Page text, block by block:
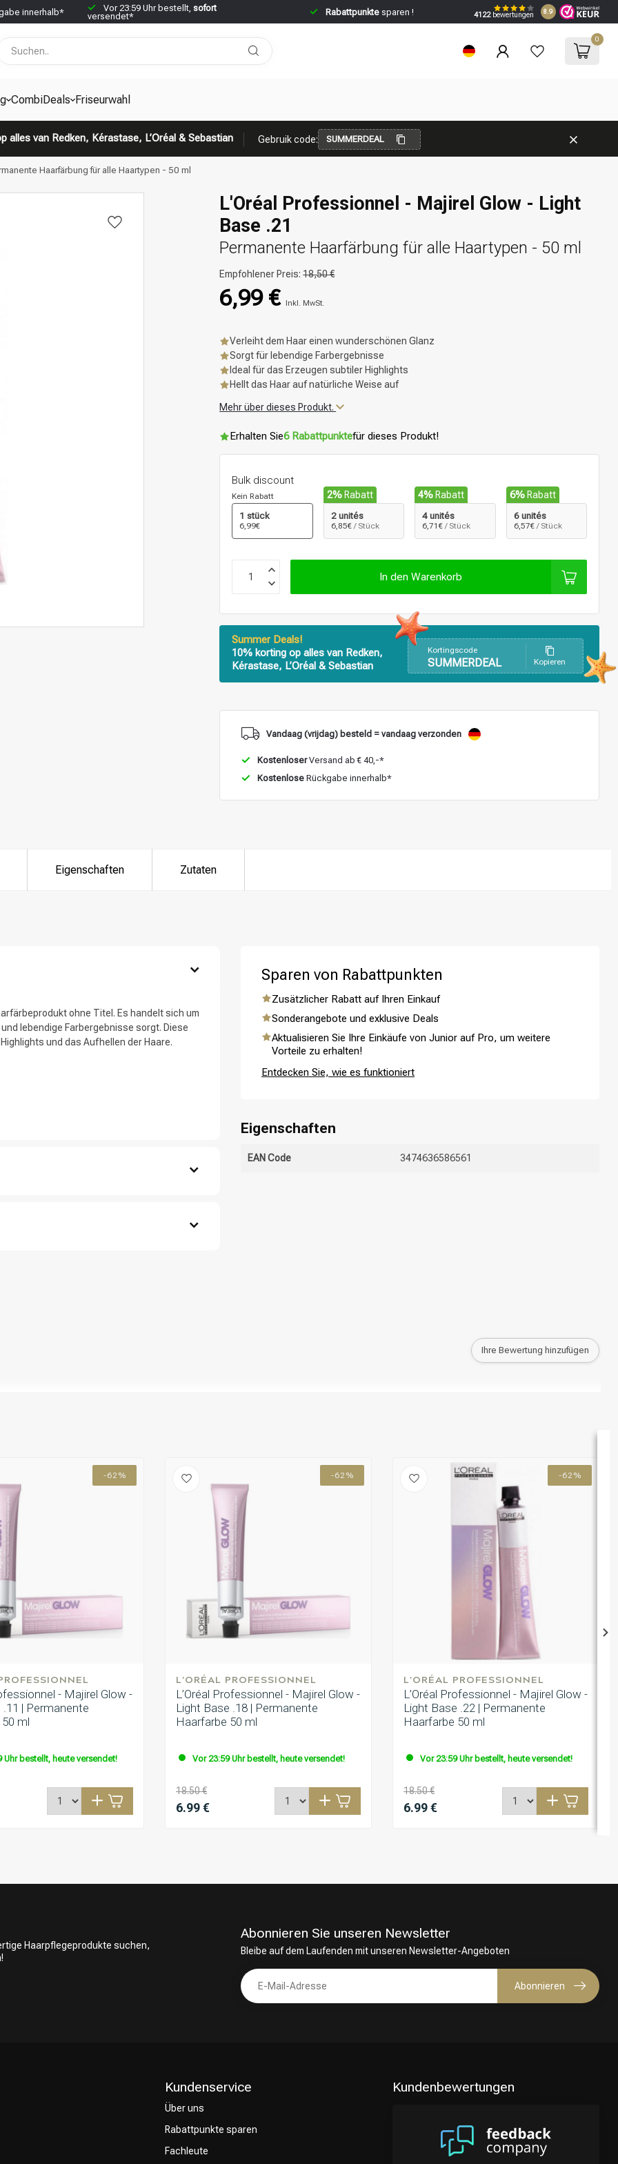
innerhalb* Vor 23:59 Uhr bestellt, sofort
versendet*
Rabattpunktesparen ! 4122bewertungen 8.9
0
CombiDeals Friseurwahl
alles van Redken, Kérastase, L’Oréal & Sebastian Gebruik code: SUMMERDEAL
Haarfärbung für alle Haartypen - 50 ml
L'Oréal Professionnel - Majirel Glow - Light
Base .21
Permanente Haarfärbung für alle Haartypen - 50 ml
Empfohlener Preis:18,50 €
6,99 € Inkl. MwSt.
Verleiht dem Haar einen wunderschönen Glanz
Sorgt für lebendige Farbergebnisse
Ideal für das Erzeugen subtiler Highlights
Hellt das Haar auf natürliche Weise auf
Mehr über dieses Produkt.
Erhalten Sie6 Rabattpunktefür dieses Produkt!
Bulk discount
Kein Rabatt
1 stück
6,99€
2%Rabatt
2 unités
6,85€ / Stück
4% Rabatt
4 unités
6,71€ / Stück
6%Rabatt
6 unités
6,57€ / Stück
In den Warenkorb
Summer Deals!
10% korting op alles van Redken,
Kérastase, L’Oréal & Sebastian
Kortingscode
SUMMERDEAL Kopieren
Vandaag (vrijdag) besteld = vandaag verzonden
KostenloserVersand ab € 40,-*
Kostenlose Rückgabe innerhalb*
Eigenschaften Zutaten
ohne Titel. Es handelt sich um
lebendige Farbergebnisse sorgt. Diese
und das Aufhellen der Haare.
den Wurzeln bis zu den Spitzen.
Toluene-2,5-Diamine, Dimethicone,
Sulfate, Carbomer, Resorcinol, Vitis
Sparen von Rabattpunkten
Zusätzlicher Rabatt auf Ihren Einkauf
Sonderangebote und exklusive Deals
Aktualisieren Sie Ihre Einkäufe von Junior auf Pro, um weitere
Vorteile zu erhalten!
Entdecken Sie, wie es funktioniert
Eigenschaften
EAN Code 3474636586561
Ihre Bewertung hinzufügen
-62%
- Majirel Glow -
.11 | Permanente
ml
Uhr bestellt, heute versendet!
-62%
L'ORÉAL PROFESSIONNEL
L’Oréal Professionnel - Majirel Glow -
Light Base .18 | Permanente
Haarfarbe 50 ml
Vor 23:59 Uhr bestellt, heute versendet!
18.50 €
6.99 €
-62%
L'ORÉAL PROFESSIONNEL
L’Oréal Professionnel - Majirel Glow -
Light Base .22 | Permanente
Haarfarbe 50 ml
Vor 23:59 Uhr bestellt, heute versendet!
18.50 €
6.99 €
Haarpflegeprodukte suchen,
Abonnieren Sie unseren Newsletter
Bleibe auf dem Laufenden mit unseren Newsletter-Angeboten
Abonnieren
Kundenservice
Über uns
Rabattpunkte sparen
Fachleute
Kundenbewertungen